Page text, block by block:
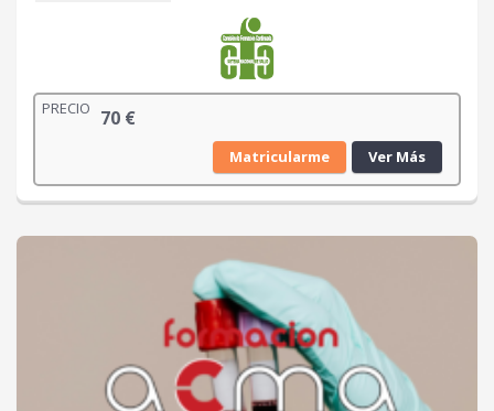
PRECIO 70 €
Matricularme Ver Más